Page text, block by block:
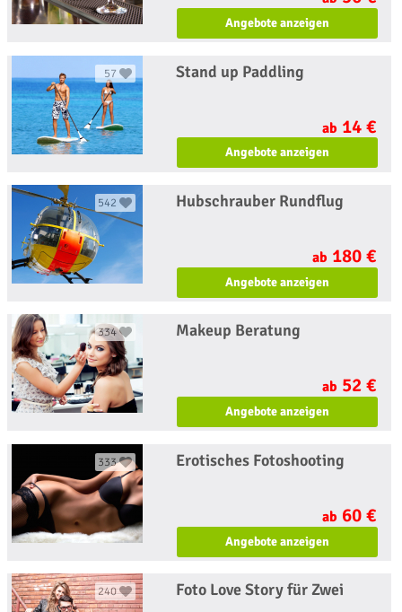
Angebote anzeigen
57 Stand up Paddling
ab 14 €
Angebote anzeigen
542 Hubschrauber Rundflug
ab 180 €
Angebote anzeigen
334 Makeup Beratung
ab 52 €
Angebote anzeigen
333 Erotisches Fotoshooting
ab 60 €
Angebote anzeigen
240 Foto Love Story für Zwei